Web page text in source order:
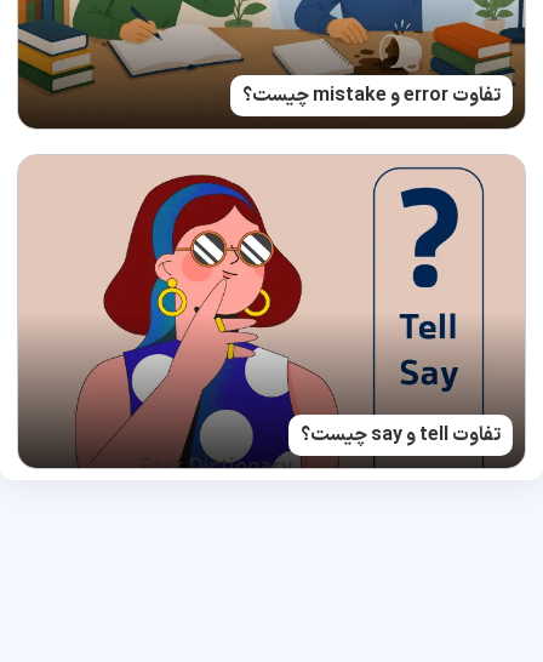
تفاوت error و mistake چیست؟
تفاوت tell و say چیست؟